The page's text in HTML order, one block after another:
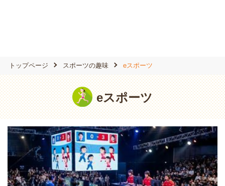
トップページ スポーツの趣味 eスポーツ
eスポーツ